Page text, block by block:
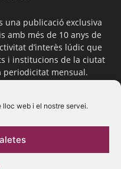
web i el nostre servei.
una publicació exclusiva
amb més de 10 anys de
d’interès lúdic que
i institucions de la ciutat
periodicitat mensual.